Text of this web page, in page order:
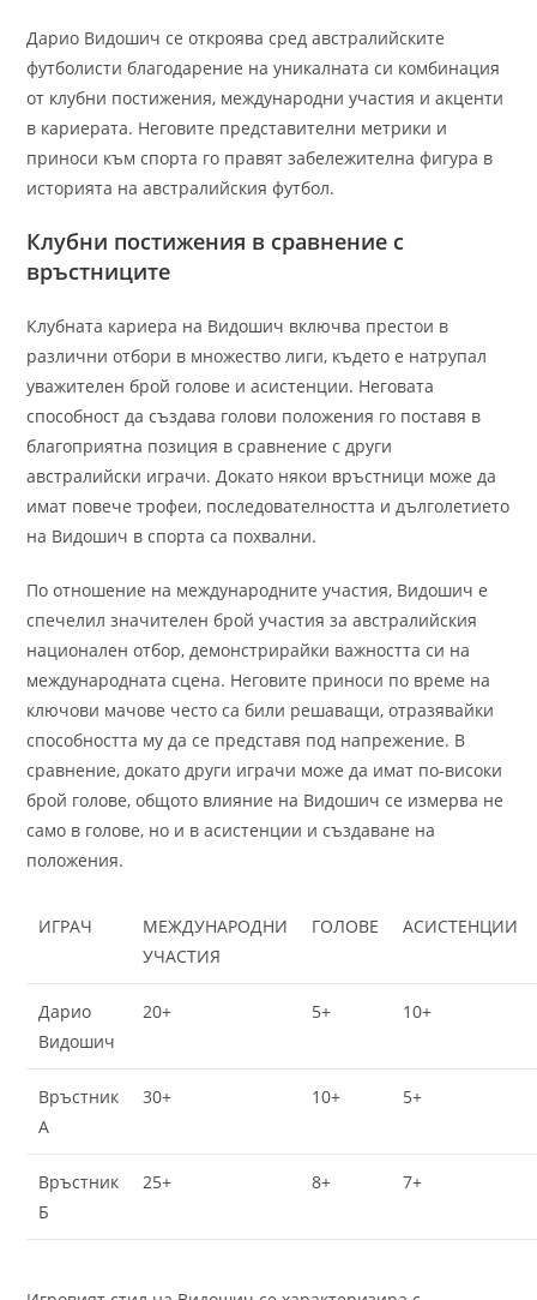
Дарио Видошич се откроява сред австралийските
футболисти благодарение на уникалната си комбинация
от клубни постижения, международни участия и акценти
в кариерата. Неговите представителни метрики и
приноси към спорта го правят забележителна фигура в
историята на австралийския футбол.
Клубни постижения в сравнение с
връстниците
Клубната кариера на Видошич включва престои в
различни отбори в множество лиги, където е натрупал
уважителен брой голове и асистенции. Неговата
способност да създава голови положения го поставя в
благоприятна позиция в сравнение с други
австралийски играчи. Докато някои връстници може да
имат повече трофеи, последователността и дълголетието
на Видошич в спорта са похвални.
По отношение на международните участия, Видошич е
спечелил значителен брой участия за австралийския
национален отбор, демонстрирайки важността си на
международната сцена. Неговите приноси по време на
ключови мачове често са били решаващи, отразявайки
способността му да се представя под напрежение. В
сравнение, докато други играчи може да имат по-високи
брой голове, общото влияние на Видошич се измерва не
само в голове, но и в асистенции и създаване на
положения.
ИГРАЧ
МЕЖДУНАРОДНИ
УЧАСТИЯ
ГОЛОВЕ АСИСТЕНЦИИ
Дарио
Видошич
20+ 5+ 10+
Връстник
А
30+ 10+ 5+
Връстник
Б
25+ 8+ 7+